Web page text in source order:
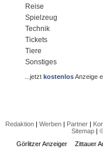
Reise
Spielzeug
Technik
Tickets
Tiere
Sonstiges
...jetztkostenlosAnzeige
Redaktion| Werben| Partner|
Sitemap |
Görlitzer Anzeiger
Zittauer